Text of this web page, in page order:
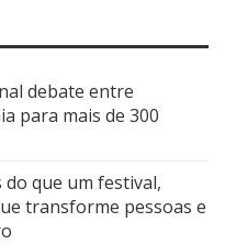
debate entre
para mais de 300
do que um festival,
transforme pessoas e